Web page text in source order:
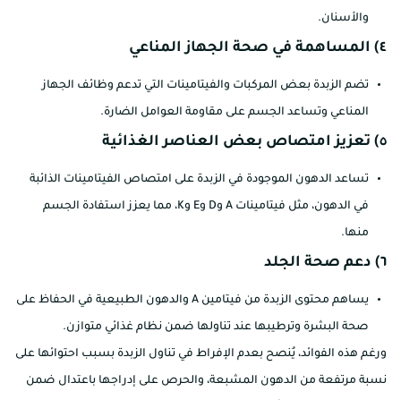
والأسنان.
تضم الزبدة بعض المركبات والفيتامينات التي تدعم وظائف الجهاز
المناعي وتساعد الجسم على مقاومة العوامل الضارة.
تساعد الدهون الموجودة في الزبدة على امتصاص الفيتامينات الذائبة
في الدهون، مثل فيتامينات A وD وE وK، مما يعزز استفادة الجسم
منها.
يساهم محتوى الزبدة من فيتامين A والدهون الطبيعية في الحفاظ على
صحة البشرة وترطيبها عند تناولها ضمن نظام غذائي متوازن.
ورغم هذه الفوائد، يُنصح بعدم الإفراط في تناول الزبدة بسبب احتوائها على
نسبة مرتفعة من الدهون المشبعة، والحرص على إدراجها باعتدال ضمن